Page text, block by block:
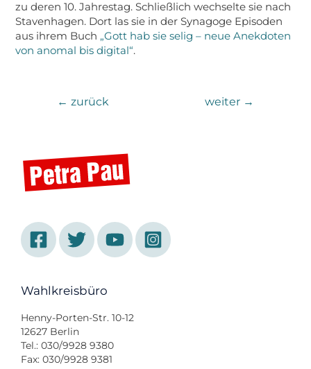
zu deren 10. Jahrestag. Schließlich wechselte sie nach
Stavenhagen. Dort las sie in der Synagoge Episoden
aus ihrem Buch „Gott hab sie selig – neue Anekdoten
von anomal bis digital“.
← zurück weiter →
Wahlkreisbüro
Henny-Porten-Str. 10-12
12627 Berlin
Tel.: 030/9928 9380
Fax: 030/9928 9381